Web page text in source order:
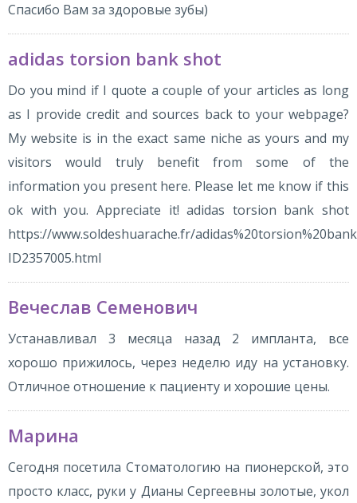
Спасибо Вам за здоровые зубы)
adidas torsion bank shot
Do you mind if I quote a couple of your articles as long
as I provide credit and sources back to your webpage?
My website is in the exact same niche as yours and my
visitors would truly benefit from some of the
information you present here. Please let me know if this
ok with you. Appreciate it! adidas torsion bank shot
https://www.soldeshuarache.fr/
ID2357005.html
Вечеслав Семенович
Устанавливал 3 месяца назад 2 импланта, все
хорошо прижилось, через неделю иду на установку.
Отличное отношение к пациенту и хорошие цены.
Марина
Сегодня посетила Стоматологию на пионерской, это
просто класс, руки у Дианы Сергеевны золотые, укол